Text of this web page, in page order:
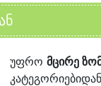
უფრო მცირე
კატეგორიებიდან